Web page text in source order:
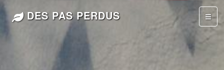
DES PAS PERDUS